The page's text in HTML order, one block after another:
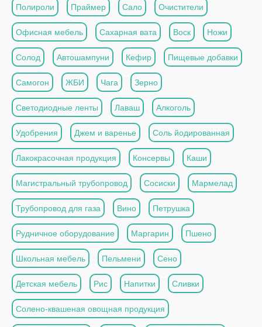
Полироли Праймер Сало Очистители
Офисная мебель Сахарная вата Воск Ножи
Солод Автошампуни Кефир Пищевые добавки
Самогон ЖБИ Чага Зерно
Светодиодные ленты Лаваш Алкоголь
Удобрения Джем и варенье Соль йодированная
Лакокрасочная продукция Консервы Каши
Магистральный трубопровод Сосиски Мармелад
Трубопровод для газа Вино Петрушка
Рудничное оборудование Маргарин Пшено
Школьная мебель Пельмени Сено
Детская мебель Рис Напитки Сливки
Солено-квашеная овощная продукция